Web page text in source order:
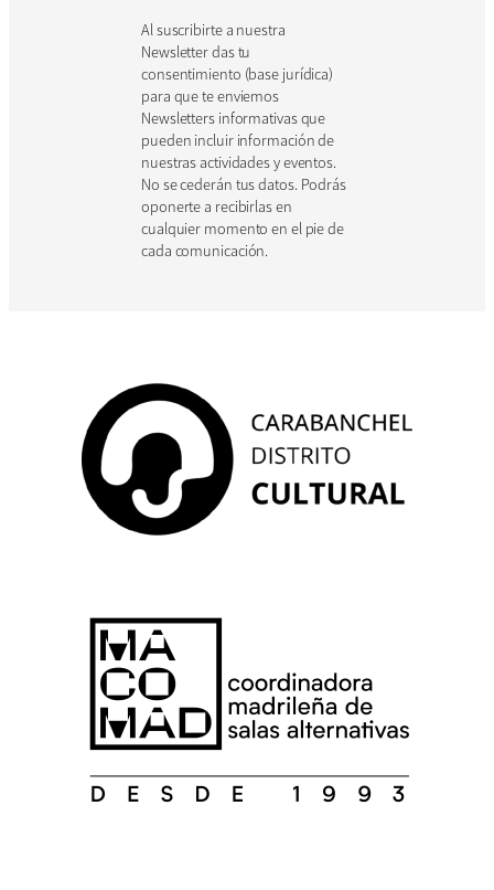
Al suscribirte a nuestra
Newsletter das tu
consentimiento (base jurídica)
para que te enviemos
Newsletters informativas que
pueden incluir información de
nuestras actividades y eventos.
No se cederán tus datos. Podrás
oponerte a recibirlas en
cualquier momento en el pie de
cada comunicación.